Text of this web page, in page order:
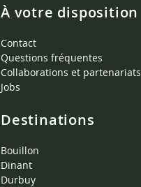
À votre disposition
Contact
Questions fréquentes
Collaborations et partenariats
Jobs
Destinations
Bouillon
Dinant
Durbuy